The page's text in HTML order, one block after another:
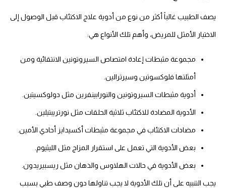
يصف الطبيب غالباً أكثر من نوع من أدوية علاج الاكتئاب قبل الوصول إلى
الاختيار الأمثل للمريض، وأهم تلك الأنواع هي:
مجموعة مثبطات إعادة امتصاص السيروتونين الانتقائية ومن
أمثلتها فلوكسوتين وسيرترالين.
أدوية مثبطات السيروتونين والنورابينفرين مثل دولوكسيتين.
الأدوية المضادة للاكتئاب ثلاثية الحلقات مثل نورتريبتيلين.
مضادات الاكتئاب في مجموعة مثبطات أكسيدايز أحادي الأمين.
بعض الأدوية التي تعمل على استقرار المزاج مثل الليثيوم.
بعض الأدوية في حالات الهلاوس والذهان مثل ريسبيريدون.
يجب التنبيه على أن تلك الأدوية لا يجب تناولها دون وصف طبي بسبب